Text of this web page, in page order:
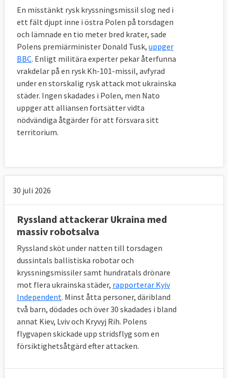
En misstänkt rysk kryssningsmissil slog ned i
ett fält djupt inne i östra Polen på torsdagen
och lämnade en tio meter bred krater, sade
Polens premiärminister Donald Tusk, uppger
BBC. Enligt militära experter pekar återfunna
vrakdelar på en rysk Kh-101-missil, avfyrad
under en storskalig rysk attack mot ukrainska
städer. Ingen skadades i Polen, men Nato
uppger att alliansen fortsätter vidta
nödvändiga åtgärder för att försvara sitt
territorium.
30 juli 2026
Ryssland attackerar Ukraina med
massiv robotsalva
Ryssland sköt under natten till torsdagen
dussintals ballistiska robotar och
kryssningsmissiler samt hundratals drönare
mot flera ukrainska städer, rapporterar Kyiv
Independent. Minst åtta personer, däribland
två barn, dödades och över 30 skadades i bland
annat Kiev, Lviv och Kryvyj Rih. Polens
flygvapen skickade upp stridsflyg som en
försiktighetsåtgärd efter attacken.